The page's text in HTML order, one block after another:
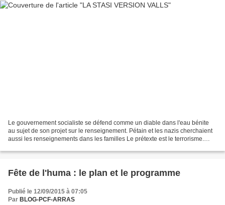
Le gouvernement socialiste se défend comme un diable dans l'eau bénite
au sujet de son projet sur le renseignement. Pétain et les nazis cherchaient
aussi les renseignements dans les familles Le prétexte est le terrorisme.
Fête de l'huma : le plan et le programme
Publié le 12/09/2015 à 07:05
Par BLOG-PCF-ARRAS